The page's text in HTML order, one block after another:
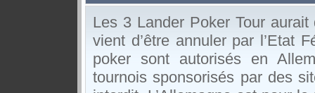
Les 3 Lander Poker Tour
vient d’être annuler par l’Etat
poker sont autorisés en
tournois sponsorisés par des